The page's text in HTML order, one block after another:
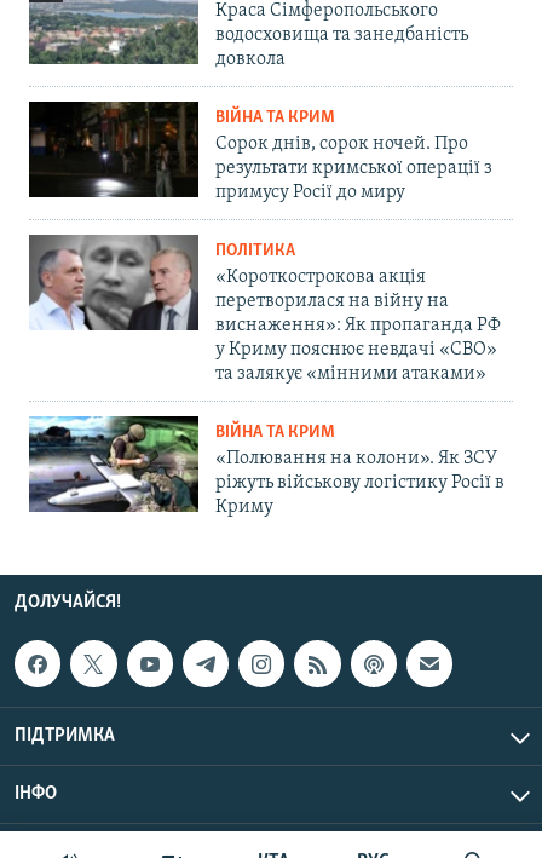
Краса Сімферопольського
водосховища та занедбаність
довкола
ВІЙНА ТА КРИМ
Сорок днів, сорок ночей. Про
результати кримської операції з
примусу Росії до миру
ПОЛІТИКА
«Короткострокова акція
перетворилася на війну на
виснаження»: Як пропаганда РФ
у Криму пояснює невдачі «СВО»
та залякує «мінними атаками»
ВІЙНА ТА КРИМ
«Полювання на колони». Як ЗСУ
ріжуть військову логістику Росії в
Криму
ДОЛУЧАЙСЯ!
ПІДТРИМКА
ІНФО